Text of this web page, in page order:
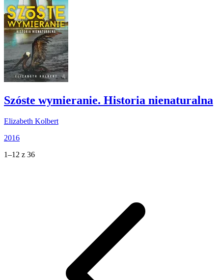
Szóste wymieranie. Historia nienaturalna
Elizabeth Kolbert
2016
1–12 z 36